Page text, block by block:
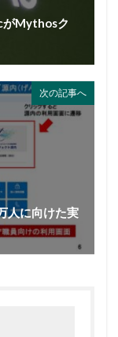
がMythosク
次の記事へ
人に向けた実